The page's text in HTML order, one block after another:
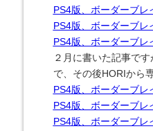
PS4版、ボーダーブレ
PS4版、ボーダーブレ
PS4版、ボーダーブレ
２月に書いた記事で
で、その後HORIから
PS4版、ボーダーブ
PS4版、ボーダーブ
PS4版、ボーダーブレ